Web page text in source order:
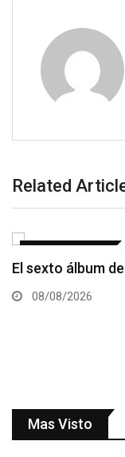
Related
Alexandra MVP
08/08/2026
Mas Visto